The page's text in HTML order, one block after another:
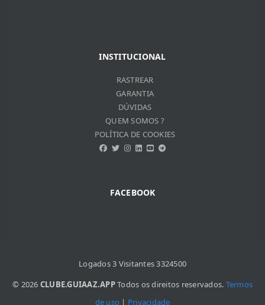
JOSé DE RIBAMAR BORGESINSTITUCIONAL
RASTREAR
GARANTIA
DÚVIDAS
QUEM SOMOS ?
POLÍTICA DE COOKIES
FACEBOOK
Logados 3 Visitantes 3324500
© 2026 CLUBE.GUIAAZ.APPTodos os direitos reservados. Termos
de uso | Privacidade